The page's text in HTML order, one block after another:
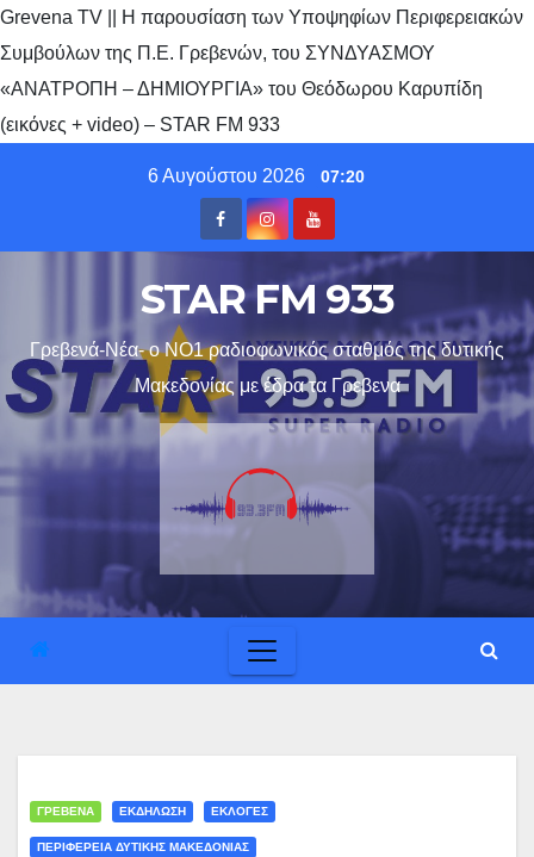
Grevena TV || H παρουσίαση των Υποψηφίων Περιφερειακών
Συμβούλων της Π.Ε. Γρεβενών, του ΣΥΝΔΥΑΣΜΟΥ
«ΑΝΑΤΡΟΠΗ – ΔΗΜΙΟΥΡΓΙΑ» του Θεόδωρου Καρυπίδη
(εικόνες + video) – STAR FM 933
6 Αυγούστου 2026 07:20
STAR FM 933
Γρεβενά-Νέα- ο ΝΟ1 ραδιοφωνικός σταθμός της δυτικής
Μακεδονίας με έδρα τα Γρεβενα
ΓΡΕΒΕΝΑ ΕΚΔΗΛΩΣΗ ΕΚΛΟΓΕΣ
ΠΕΡΙΦΕΡΕΙΑ ΔΥΤΙΚΗΣ ΜΑΚΕΔΟΝΙΑΣ